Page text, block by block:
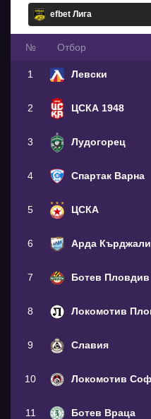
№ Oтбор
1 Левски
2 ЦСКА 1948
3 Лудогорец
4 Спартак Варна
5 ЦСКА
6 Арда Кърджали
7 Ботев Пловдив
8 Локомотив
9 Славия
10 Локомотив
11 Ботев Враца